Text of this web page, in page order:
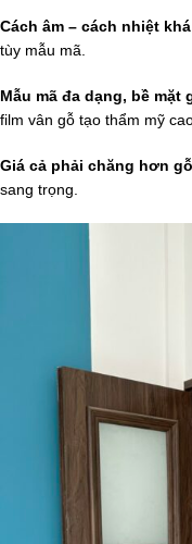
Cách âm – cách nhiệt
tùy mẫu mã.
Mẫu mã đa dạng, bề
film vân gỗ tạo thẩm mỹ
Giá cả phải chăng hơn
sang trọng.